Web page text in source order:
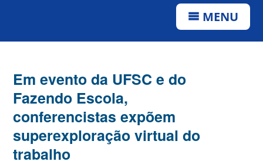
MENU
Em evento da UFSC e do
Fazendo Escola,
conferencistas expõem
superexploração virtual do
trabalho